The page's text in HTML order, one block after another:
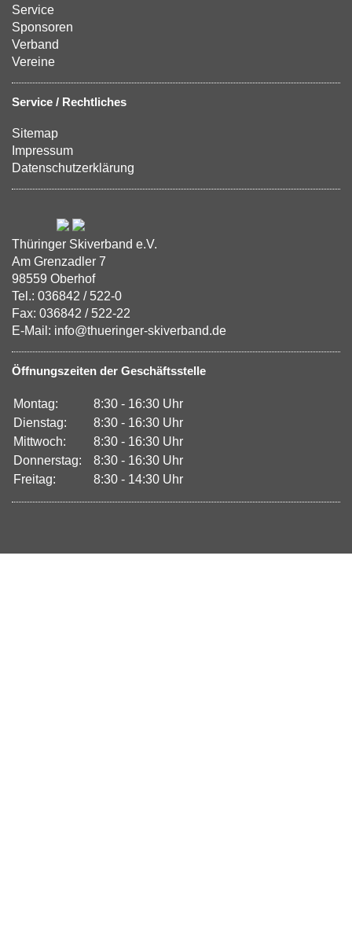
Service
Sponsoren
Verband
Vereine
Service / Rechtliches
Sitemap
Impressum
Datenschutzerklärung
Thüringer Skiverband e.V.
Am Grenzadler 7
98559 Oberhof
Tel.: 036842 / 522-0
Fax: 036842 / 522-22
E-Mail: info@thueringer-skiverband.de
Öffnungszeiten der Geschäftsstelle
Montag:
8:30 - 16:30 Uhr
Dienstag:
8:30 - 16:30 Uhr
Mittwoch:
8:30 - 16:30 Uhr
Donnerstag:
8:30 - 16:30 Uhr
Freitag:
8:30 - 14:30 Uhr